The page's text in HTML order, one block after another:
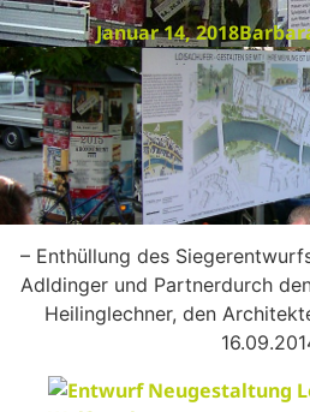
Januar 14, 2018
– Enthüllung des
Adldinger und Partnerdurch
Heilinglechner, den